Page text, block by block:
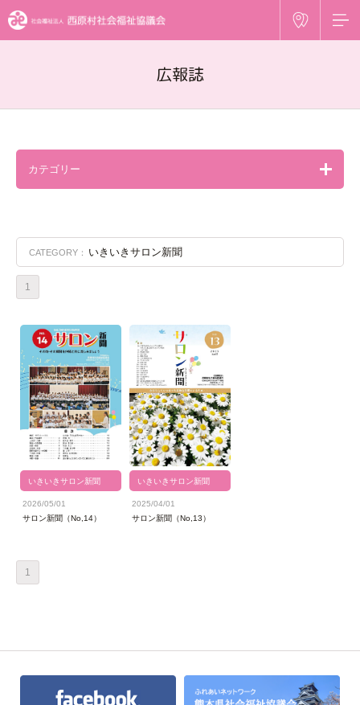
広報誌
カテゴリー
CATEGORY： いきいきサロン新聞
1
いきいきサロン新聞
2026/05/01
サロン新聞（No,14）
いきいきサロン新聞
2025/04/01
サロン新聞（No,13）
1